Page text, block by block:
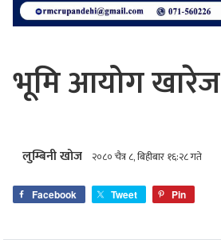
भूमि आयोग खारेज
लुम्बिनी खोज २०८० चैत्र ८, बिहीबार १६:२८ गते
Facebook Tweet Pin